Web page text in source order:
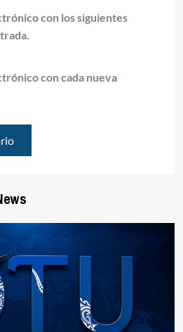
con los siguientes
con cada nueva